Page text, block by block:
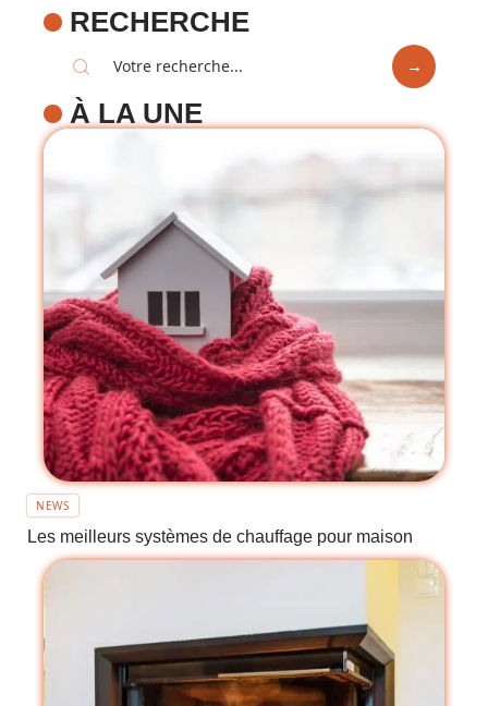
RECHERCHE
À LA UNE
NEWS
Les meilleurs systèmes de chauffage pour maison